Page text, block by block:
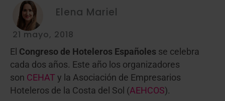
Elena Mariel
21 mayo, 2018
El Congreso de Hoteleros Españoles se celebra
cada dos años. Este año los organizadores
son CEHAT y la Asociación de Empresarios
Hoteleros de la Costa del Sol (AEHCOS).